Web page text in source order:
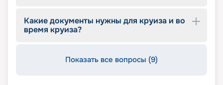
Какие документы нужны для круиза и во
время круиза?
Показать все вопросы (9)